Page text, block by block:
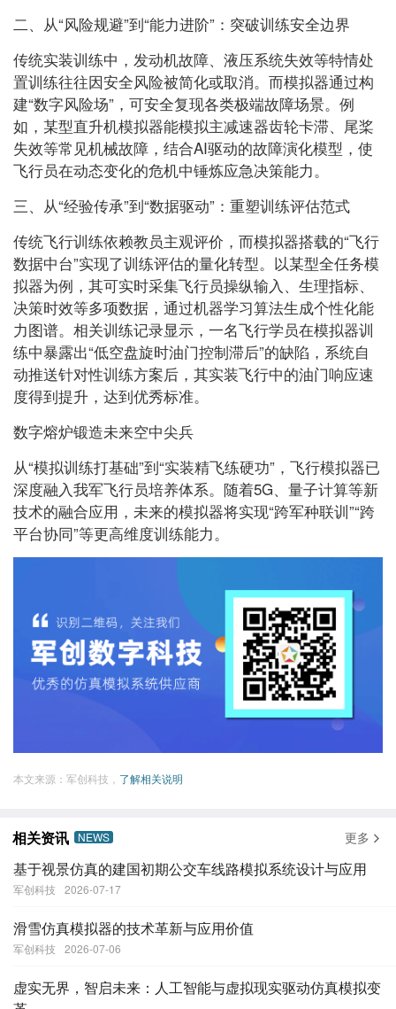
二、从“风险规避”到“能力进阶”：突破训练安全边界
传统实装训练中，发动机故障、液压系统失效等特情处
置训练往往因安全风险被简化或取消。而模拟器通过构
建“数字风险场”，可安全复现各类极端故障场景。例
如，某型直升机模拟器能模拟主减速器齿轮卡滞、尾桨
失效等常见机械故障，结合AI驱动的故障演化模型，使
飞行员在动态变化的危机中锤炼应急决策能力。
三、从“经验传承”到“数据驱动”：重塑训练评估范式
传统飞行训练依赖教员主观评价，而模拟器搭载的“飞行
数据中台”实现了训练评估的量化转型。以某型全任务模
拟器为例，其可实时采集飞行员操纵输入、生理指标、
决策时效等多项数据，通过机器学习算法生成个性化能
力图谱。相关训练记录显示，一名飞行学员在模拟器训
练中暴露出“低空盘旋时油门控制滞后”的缺陷，系统自
动推送针对性训练方案后，其实装飞行中的油门响应速
度得到提升，达到优秀标准。
数字熔炉锻造未来空中尖兵
从“模拟训练打基础”到“实装精飞练硬功”，飞行模拟器已
深度融入我军飞行员培养体系。随着5G、量子计算等新
技术的融合应用，未来的模拟器将实现“跨军种联训”“跨
平台协同”等更高维度训练能力。
本文来源：军创科技， 了解相关说明
相关资讯 NEWS 更多
基于视景仿真的建国初期公交车线路模拟系统设计与应用
军创科技 2026-07-17
滑雪仿真模拟器的技术革新与应用价值
军创科技 2026-07-06
虚实无界，智启未来：人工智能与虚拟现实驱动仿真模拟变